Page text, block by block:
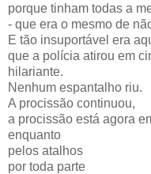
porque tinham todas a
- que era o mesmo de
E tão insuportável era
que a polícia atirou em
hilariante.
Nenhum espantalho riu.
A procissão continuou,
a procissão está agora
enquanto
pelos atalhos
por toda parte